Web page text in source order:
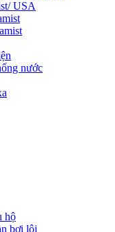
USA
nước
hộ
bơi lội